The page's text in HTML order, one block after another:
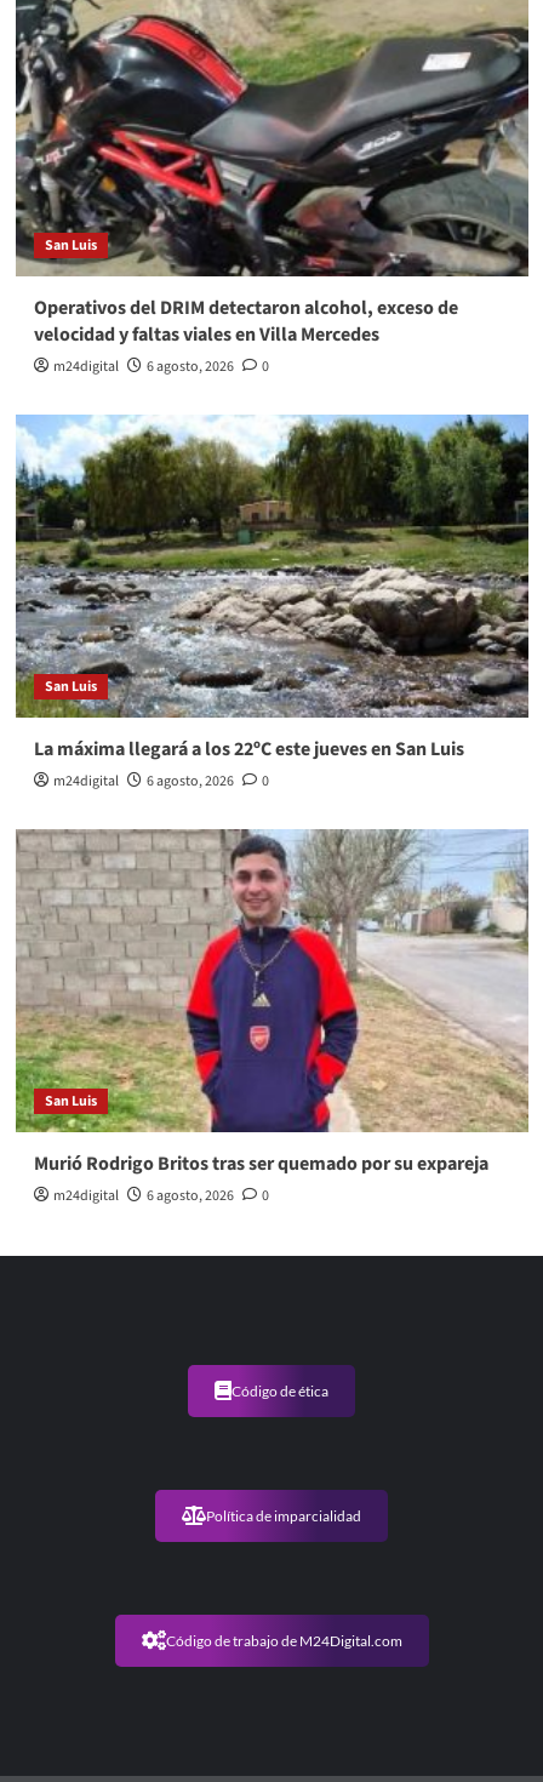
San Luis
Operativos del DRIM detectaron alcohol, exceso de
velocidad y faltas viales en Villa Mercedes
m24digital 6 agosto, 2026 0
San Luis
La máxima llegará a los 22ºC este jueves en San Luis
m24digital 6 agosto, 2026 0
San Luis
Murió Rodrigo Britos tras ser quemado por su expareja
m24digital 6 agosto, 2026 0
Código de ética
Política de imparcialidad
Código de trabajo de M24Digital.com